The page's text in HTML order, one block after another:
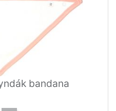
bandana